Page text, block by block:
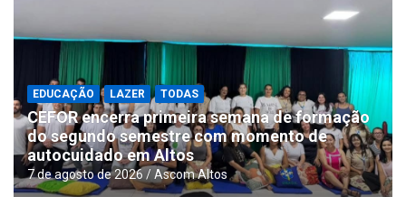
EDUCAÇÃO LAZER TODAS
CEFOR encerra primeira semana de formação
do segundo semestre com momento de
autocuidado em Altos
7 de agosto de 2026 Ascom Altos